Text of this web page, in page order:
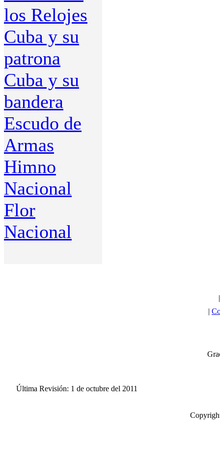
los Relojes
Cuba y su
patrona
Cuba y su
bandera
Escudo de
Armas
Himno
Nacional
Flor
Nacional
|
Última Revisión: 1 de octubre del 2011